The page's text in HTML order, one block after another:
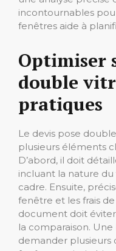
incontournables
fenêtres aide à
Optimiser
double
pratiques
Le devis pose
plusieurs éléments
D’abord, il doit
incluant la nature
cadre. Ensuite,
fenêtre et les frais
document doit
la comparaison.
demander